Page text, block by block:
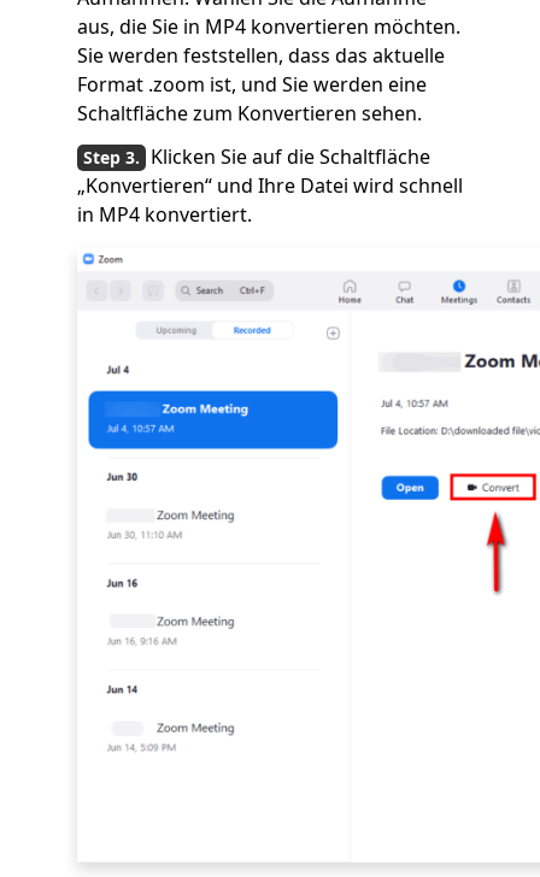
aus, die Sie in MP4 konvertieren möchten.
Sie werden feststellen, dass das aktuelle
Format .zoom ist, und Sie werden eine
Schaltfläche zum Konvertieren sehen.
Klicken Sie auf die Schaltfläche
„Konvertieren“ und Ihre Datei wird schnell
in MP4 konvertiert.